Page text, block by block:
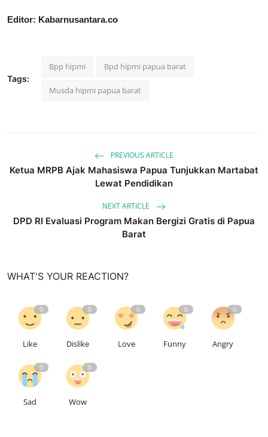
Editor: Kabarnusantara.co
Tags:
Bpp hipmi Bpd hipmi papua barat
Musda hipmi papua barat
PREVIOUS ARTICLE
Ketua MRPB Ajak Mahasiswa Papua Tunjukkan Martabat
Lewat Pendidikan
NEXT ARTICLE
DPD RI Evaluasi Program Makan Bergizi Gratis di Papua
Barat
WHAT'S YOUR REACTION?
0
Like
0
Dislike
0
Love
0
Funny
0
Angry
0
Sad
0
Wow